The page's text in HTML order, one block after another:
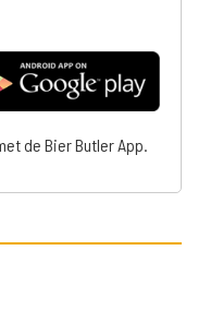
de Bier Butler App.